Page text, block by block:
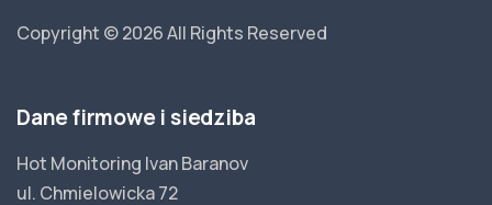
Copyright © 2026All Rights Reserved
Dane firmowe i siedziba
Hot Monitoring Ivan Baranov
ul. Chmielowicka 72